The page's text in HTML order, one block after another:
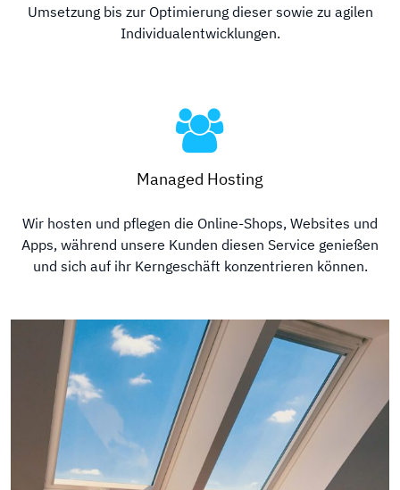
Umsetzung bis zur Optimierung dieser sowie zu agilen
Individualentwicklungen.
Managed Hosting
Wir hosten und pflegen die Online-Shops, Websites und
Apps, während unsere Kunden diesen Service genießen
und sich auf ihr Kerngeschäft konzentrieren können.